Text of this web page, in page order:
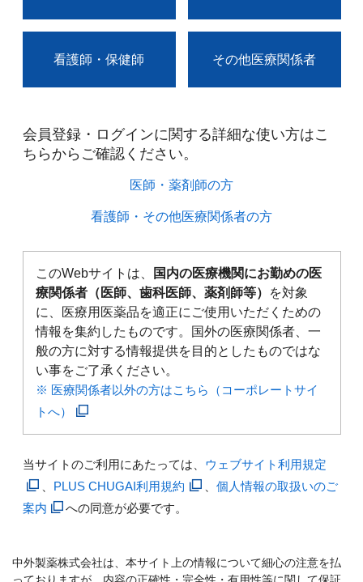
看護師・保健師 その他医療関係者
会員登録・ログインに関する詳細な使い方はこ
ちらからご確認ください。​
医師・薬剤師の方​
看護師・その他医療関係者の方​
このWebサイトは、
国内の医療機関にお勤めの医
療関係者（医師、歯科医師、薬剤師等）
を対象
に、医療用医薬品を適正にご使用いただくための
情報を集約したものです。国外の医療関係者、一
般の方に対する情報提供を目的としたものではな
い事をご了承ください。
※ 医療関係者以外の方はこちら（コーポレートサイ
トへ）
当サイトのご利用にあたっては、 ウェブサイト利用規定
PLUS CHUGAI利用規約
個人情報の取扱いのご
案内
への同意が必要です。
中外製薬株式会社は、本サイト上の情報について細心の注意を払
っておりますが、内容の正確性・完全性・有用性等に関して保証